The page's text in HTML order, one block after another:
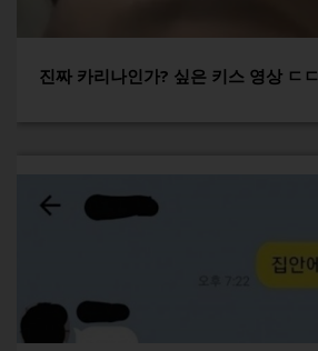
진짜 카리나인가? 싶은 키스 영상 ㄷㄷ